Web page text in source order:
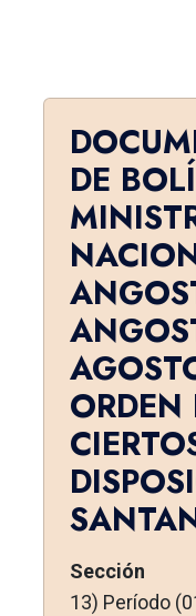
DE
Sección
13) Período